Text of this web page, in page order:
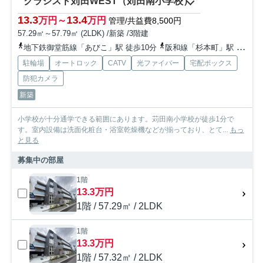
13.3万円～13.4万円 管理/共益費8,500円
57.29㎡～57.79㎡ (2LDK) /新築 /3階建
地下鉄御堂筋線「あびこ」駅 徒歩10分
阪和線「杉本町」駅 徒歩13分
駐輪場 オートロック CATV 光ファイバー
宅配ボックス
防犯カメラ
新築
小学校が十分通学できる範囲にあります。苅田南小学校が徒歩1分で
す。室内設備は洗面化粧台・浴室乾燥機などが揃っており、とて... もっ
と見る
募集中の部屋
1階
13.3万円
1階 / 57.29㎡ / 2LDK
1階
13.3万円
1階 / 57.32㎡ / 2LDK